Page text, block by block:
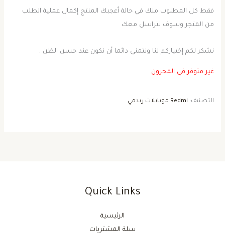
فقط كل المطلوب منك في حالة أعجبك المنتج إكمال عملية الطلب
من المتجر وسوف نتراسل معك
نشكر لكم إختياركم لنا ونتمني دائما أن نكون عند حسن الظن .
غير متوفر في المخزون
التصنيف: Redmi موبايلات ريدمي
Quick Links
الرئيسية
سلة المشتريات